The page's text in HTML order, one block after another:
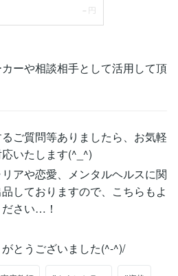
ーや相談相手として活用して頂
ご質問等ありましたら、お気軽
いたします(^_^)
アや恋愛、メンタルヘルスに関
しておりますので、こちらもよ
さい…！
とうございました(^-^)/